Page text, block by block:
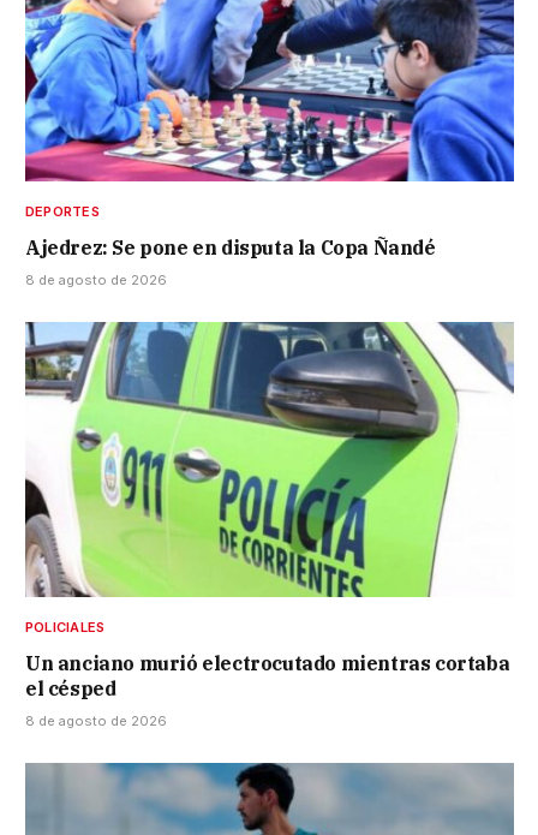
DEPORTES
Ajedrez: Se pone en disputa la Copa Ñandé
8 de agosto de 2026
POLICIALES
Un anciano murió electrocutado mientras cortaba
el césped
8 de agosto de 2026